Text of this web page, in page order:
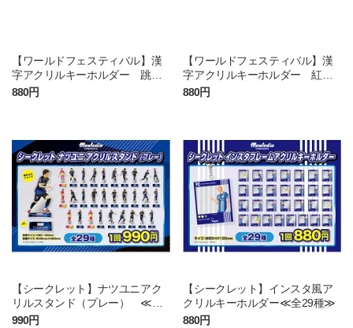
【ワールドフェスティバル】漢
字アクリルキーホルダー 跳
海 飛羽導 鐘
880円
【ワールドフェスティバル】漢
字アクリルキーホルダー 紅
花 美蹴大勢
880円
【シークレット】ナツユニアク
リルスタンド（プレー） ≪全2
9種≫
990円
【シークレット】インスタ風ア
クリルキーホルダー≪全29種≫
880円